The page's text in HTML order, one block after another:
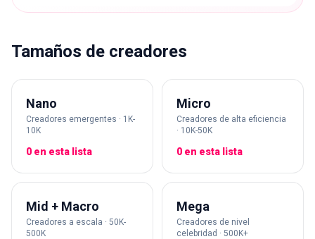
Tamaños de creadores
Nano
Creadores emergentes · 1K-
10K
0 en esta lista
Micro
Creadores de alta eficiencia
· 10K-50K
0 en esta lista
Mid + Macro
Creadores a escala · 50K-
500K
Mega
Creadores de nivel
celebridad · 500K+